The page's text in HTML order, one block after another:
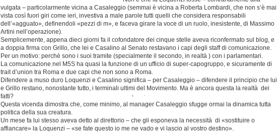
vulgata – particolarmente vicina a Casaleggio (semmai è vicina a Roberta Lombardi, che non s’è mai
vista così fuori giri come ieri, investiva a male parole tutti quelli che considera responsabili
dell’«agguato», definendoli «pezzi di m», e faceva girare la voce di un ruolo, inesistente, di Massimo
Artini nell’operazione).
Semplicemente, appena dieci giorni fa il cofondatore dei cinque stelle aveva riconfermato sul blog, e
a doppia firma con Grillo, che lei e Casalino al Senato restavano i capi degli staff di comunicazione.
Per un motivo: perchè sono i suoi tramite (specialmente il secondo, in realtà ) con i parlamentari.
La comunicazione nel M5S ha quasi la funzione di un ufficio di super-capogruppo, e sicuramente di
trait d’union tra Roma e due capi che non sono a Roma.
Difendere a muso duro Loquenzi e Casalino significa – per Casaleggio – difendere il principio che lui
e Grillo restano, nonostante tutto, i terminali ultimi del Movimento. Ma è ancora questa la realtà dei
fatti?
Questa vicenda dimostra che, come minimo, al manager Casaleggio sfugge ormai la dinamica tutta
politica della sua creatura.
Un mese fa lui stesso aveva detto al direttorio – che gli esponeva la necessità di «sostituire o
affiancare» la Loquenzi – «se fate questo io me ne vado e vi lascio al vostro destino».